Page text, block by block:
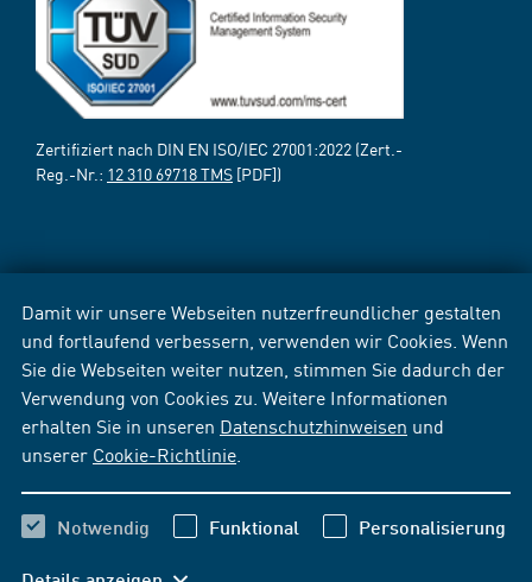
Damit wir unsere Webseiten nutzerfreundlicher gestalten
und fortlaufend verbessern, verwenden wir Cookies. Wenn
Sie die Webseiten weiter nutzen, stimmen Sie dadurch der
Verwendung von Cookies zu. Weitere Informationen
erhalten Sie in unseren Datenschutzhinweisen und
unserer Cookie-Richtlinie
Notwendig Funktional Personalisierung
Zertifiziert nach DIN EN ISO/IEC 27001:2022 (Zert.-
Reg.-Nr.: 12 310 69718 TMS [PDF])